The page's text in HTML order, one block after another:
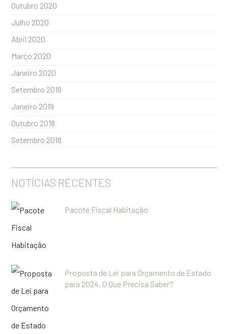
Outubro 2020
Julho 2020
Abril 2020
Março 2020
Janeiro 2020
Setembro 2019
Janeiro 2019
Outubro 2018
Setembro 2018
NOTÍCIAS RECENTES
Pacote Fiscal Habitação
Proposta de Lei para Orçamento de Estado
para 2024. O Que Precisa Saber?